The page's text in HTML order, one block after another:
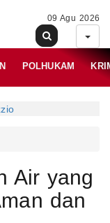
09 Agu 2026
POLHUKAM
Air yang
dan